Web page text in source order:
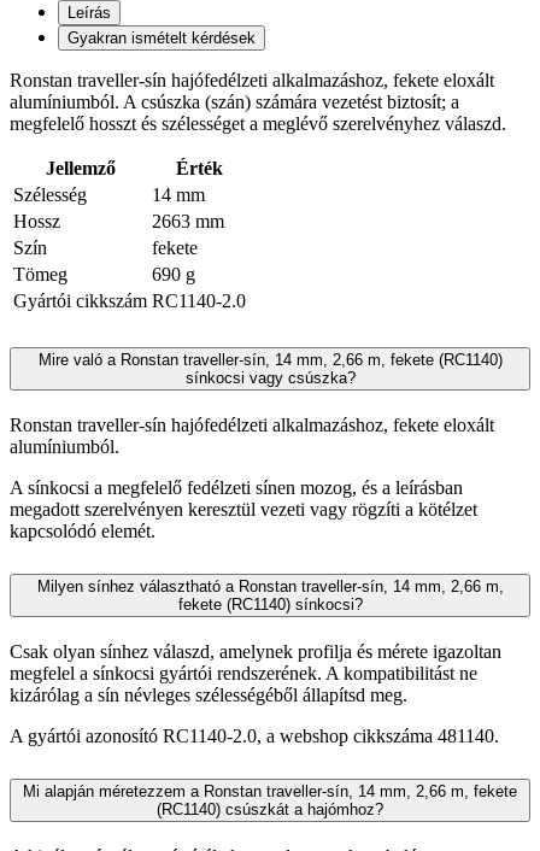
Leírás
Gyakran ismételt kérdések
Ronstan traveller-sín hajófedélzeti alkalmazáshoz, fekete eloxált
alumíniumból. A csúszka (szán) számára vezetést biztosít; a
megfelelő hosszt és szélességet a meglévő szerelvényhez válaszd.
Jellemző
Érték
Szélesség
14 mm
Hossz
2663 mm
Szín
fekete
Tömeg
690 g
Gyártói cikkszám RC1140-2.0
Mire való a Ronstan traveller-sín, 14 mm, 2,66 m, fekete (RC1140)
sínkocsi vagy csúszka?
Ronstan traveller-sín hajófedélzeti alkalmazáshoz, fekete eloxált
alumíniumból.
A sínkocsi a megfelelő fedélzeti sínen mozog, és a leírásban
megadott szerelvényen keresztül vezeti vagy rögzíti a kötélzet
kapcsolódó elemét.
Milyen sínhez választható a Ronstan traveller-sín, 14 mm, 2,66 m,
fekete (RC1140) sínkocsi?
Csak olyan sínhez válaszd, amelynek profilja és mérete igazoltan
megfelel a sínkocsi gyártói rendszerének. A kompatibilitást ne
kizárólag a sín névleges szélességéből állapítsd meg.
A gyártói azonosító RC1140-2.0, a webshop cikkszáma 481140.
Mi alapján méretezzem a Ronstan traveller-sín, 14 mm, 2,66 m, fekete
(RC1140) csúszkát a hajómhoz?